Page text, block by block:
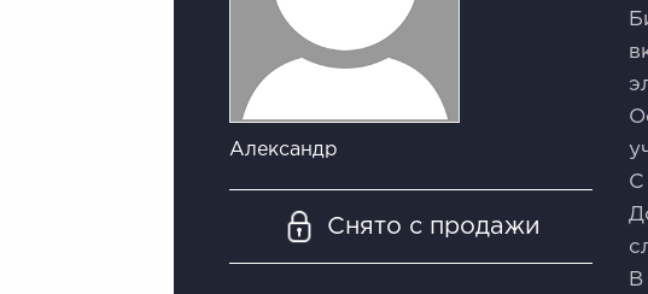
Александр
Снято с продажи
С
В